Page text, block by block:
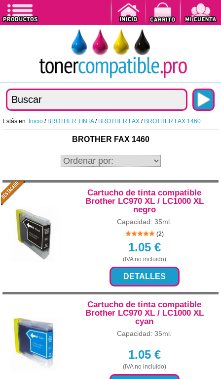
Estás en: Inicio / BROTHER TINTA/ BROTHER FAX / BROTHER FAX 1460
BROTHER FAX 1460
Cartucho de tinta compatible
Brother LC970 XL / LC1000 XL
negro
Capacidad: 35ml.
(2)
1.05€
(IVA no incluido)
DETALLES
Cartucho de tinta compatible
Brother LC970 XL / LC1000 XL
cyan
Capacidad: 35ml.
1.05€
(IVA no incluido)